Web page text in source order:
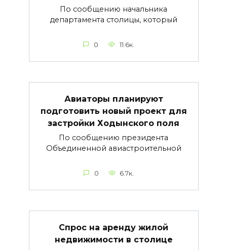
По сообщению начальника
департамента столицы, который
0 11.6к.
Авиаторы планируют
подготовить новый проект для
застройки Ходынского поля
По сообщению президента
Объединенной авиастроительной
0 6.7к.
Cпрос на аренду жилой
недвижимости в столице